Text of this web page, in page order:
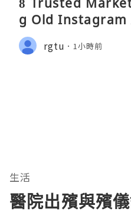
g Old Instagram
rgtu 1小時前
生活
醫院出殯與殯